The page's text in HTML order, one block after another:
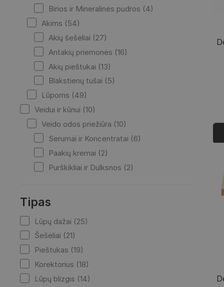
Birios ir Mineralinės pudros (4)
Akims (54)
Akių šešėliai (27)
Antakių priemonės (16)
Akių pieštukai (13)
Blakstienų tušai (5)
Lūpoms (49)
Veidui ir kūnui (10)
Veido odos priežiūra (10)
Serumai ir Koncentratai (6)
Paakių kremai (2)
Purškikliai ir Dulksnos (2)
Tipas
Lūpų dažai (25)
Šešėliai (21)
Pieštukas (19)
Korektorius (18)
Lūpų blizgis (14)